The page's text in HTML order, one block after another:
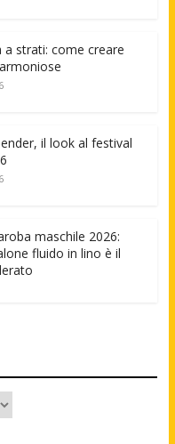
a strati: come creare
il look al festival
maschile 2026:
fluido in lino è il